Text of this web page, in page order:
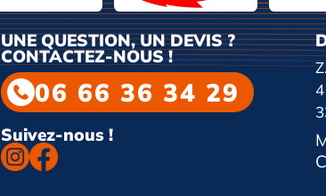
UNE QUESTION, UN DEVIS ?
CONTACTEZ-NOUS !
06 66 36 34 29
Suivez-nous !